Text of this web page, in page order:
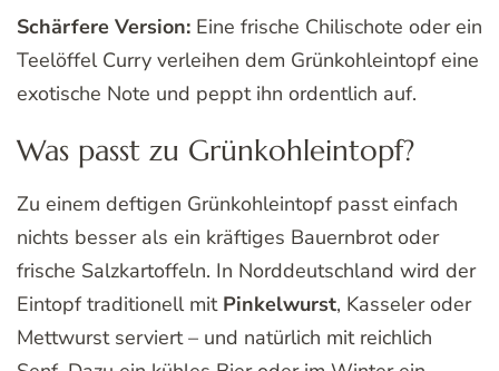
Schärfere Version: Eine frische Chilischote oder ein
Teelöffel Curry verleihen dem Grünkohleintopf eine
exotische Note und peppt ihn ordentlich auf.
Was passt zu Grünkohleintopf?
Zu einem deftigen Grünkohleintopf passt einfach
nichts besser als ein kräftiges Bauernbrot oder
frische Salzkartoffeln. In Norddeutschland wird der
Eintopf traditionell mit Pinkelwurst, Kasseler oder
Mettwurst serviert – und natürlich mit reichlich